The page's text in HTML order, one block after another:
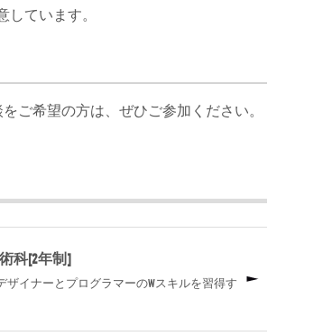
ています。
ご希望の方は、ぜひご参加ください。
科[2年制]
ザイナーとプログラマーのWスキルを習得す